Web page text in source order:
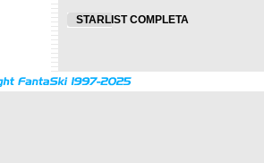
STARLIST COMPLETA